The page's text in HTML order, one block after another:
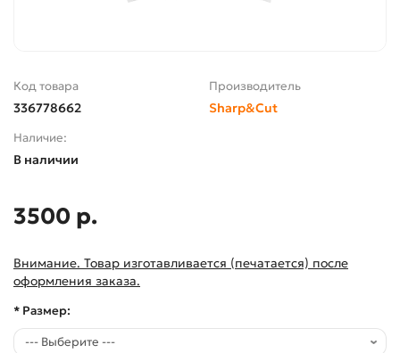
Код товара
336778662
Производитель
Sharp&Cut
Наличие:
В наличии
3500 р.
Внимание. Товар изготавливается (печатается) после
оформления заказа.
* Размер: